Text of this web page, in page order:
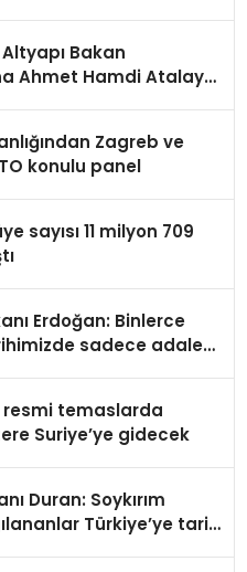
Bakan
Ahmet Hamdi Atalay
Zagreb ve
konulu panel
sayısı 11 milyon 709
Erdoğan: Binlerce
sadece adalet
resmi temaslarda
Suriye’ye gidecek
Duran: Soykırım
Türkiye’ye tarih